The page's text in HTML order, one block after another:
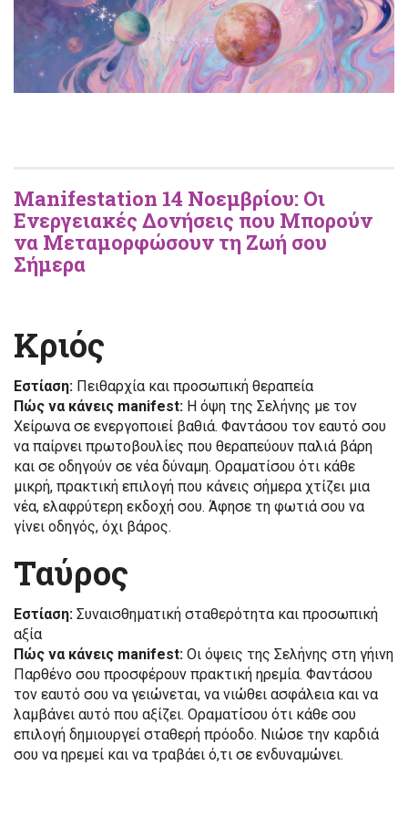
Manifestation 14 Νοεμβρίου: Οι
Ενεργειακές Δονήσεις που Μπορούν
να Μεταμορφώσουν τη Ζωή σου
Σήμερα
Κριός
Εστίαση: Πειθαρχία και προσωπική θεραπεία
Πώς να κάνεις manifest: Η όψη της Σελήνης με τον
Χείρωνα σε ενεργοποιεί βαθιά. Φαντάσου τον εαυτό σου
να παίρνει πρωτοβουλίες που θεραπεύουν παλιά βάρη
και σε οδηγούν σε νέα δύναμη. Οραματίσου ότι κάθε
μικρή, πρακτική επιλογή που κάνεις σήμερα χτίζει μια
νέα, ελαφρύτερη εκδοχή σου. Άφησε τη φωτιά σου να
γίνει οδηγός, όχι βάρος.
Ταύρος
Εστίαση: Συναισθηματική σταθερότητα και προσωπική
αξία
Πώς να κάνεις manifest: Οι όψεις της Σελήνης στη γήινη
Παρθένο σου προσφέρουν πρακτική ηρεμία. Φαντάσου
τον εαυτό σου να γειώνεται, να νιώθει ασφάλεια και να
λαμβάνει αυτό που αξίζει. Οραματίσου ότι κάθε σου
επιλογή δημιουργεί σταθερή πρόοδο. Νιώσε την καρδιά
σου να ηρεμεί και να τραβάει ό,τι σε ενδυναμώνει.